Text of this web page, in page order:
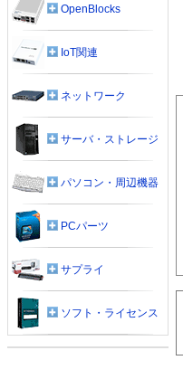
OpenBlocks
IoT関連
ネットワーク
サーバ・ストレージ
パソコン・周辺機器
PCパーツ
サプライ
ソフト・ライセンス